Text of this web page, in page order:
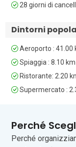
Bagni
Bagni
Il bagno è dotato di
e WC.
Extra
comune •
pranzo
condizionata •
28 giorni di
Dintorni
Aeroporto : 41.00
Spiaggia : 8.10 km
Ristorante: 2.20
Supermercato :
Perché
Perché